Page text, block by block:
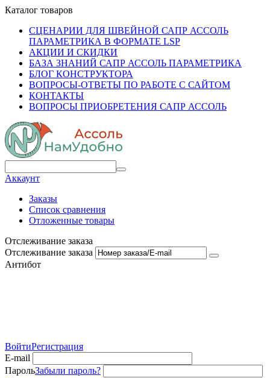
Каталог товаров
СЦЕНАРИИ ДЛЯ ШВЕЙНОЙ САПР АССОЛЬ
ПАРАМЕТРИКА В ФОРМАТЕ LSP
АКЦИИ И СКИДКИ
БАЗА ЗНАНИЙ САПР АССОЛЬ ПАРАМЕТРИКА
БЛОГ КОНСТРУКТОРА
ВОПРОСЫ-ОТВЕТЫ ПО РАБОТЕ С САЙТОМ
КОНТАКТЫ
ВОПРОСЫ ПРИОБРЕТЕНИЯ САПР АССОЛЬ
Аккаунт
Заказы
Список сравнения
Отложенные товары
Отслеживание заказа
Отслеживание заказа
Антибот
ВойтиРегистрация
E-mail
ПарольЗабыли пароль?